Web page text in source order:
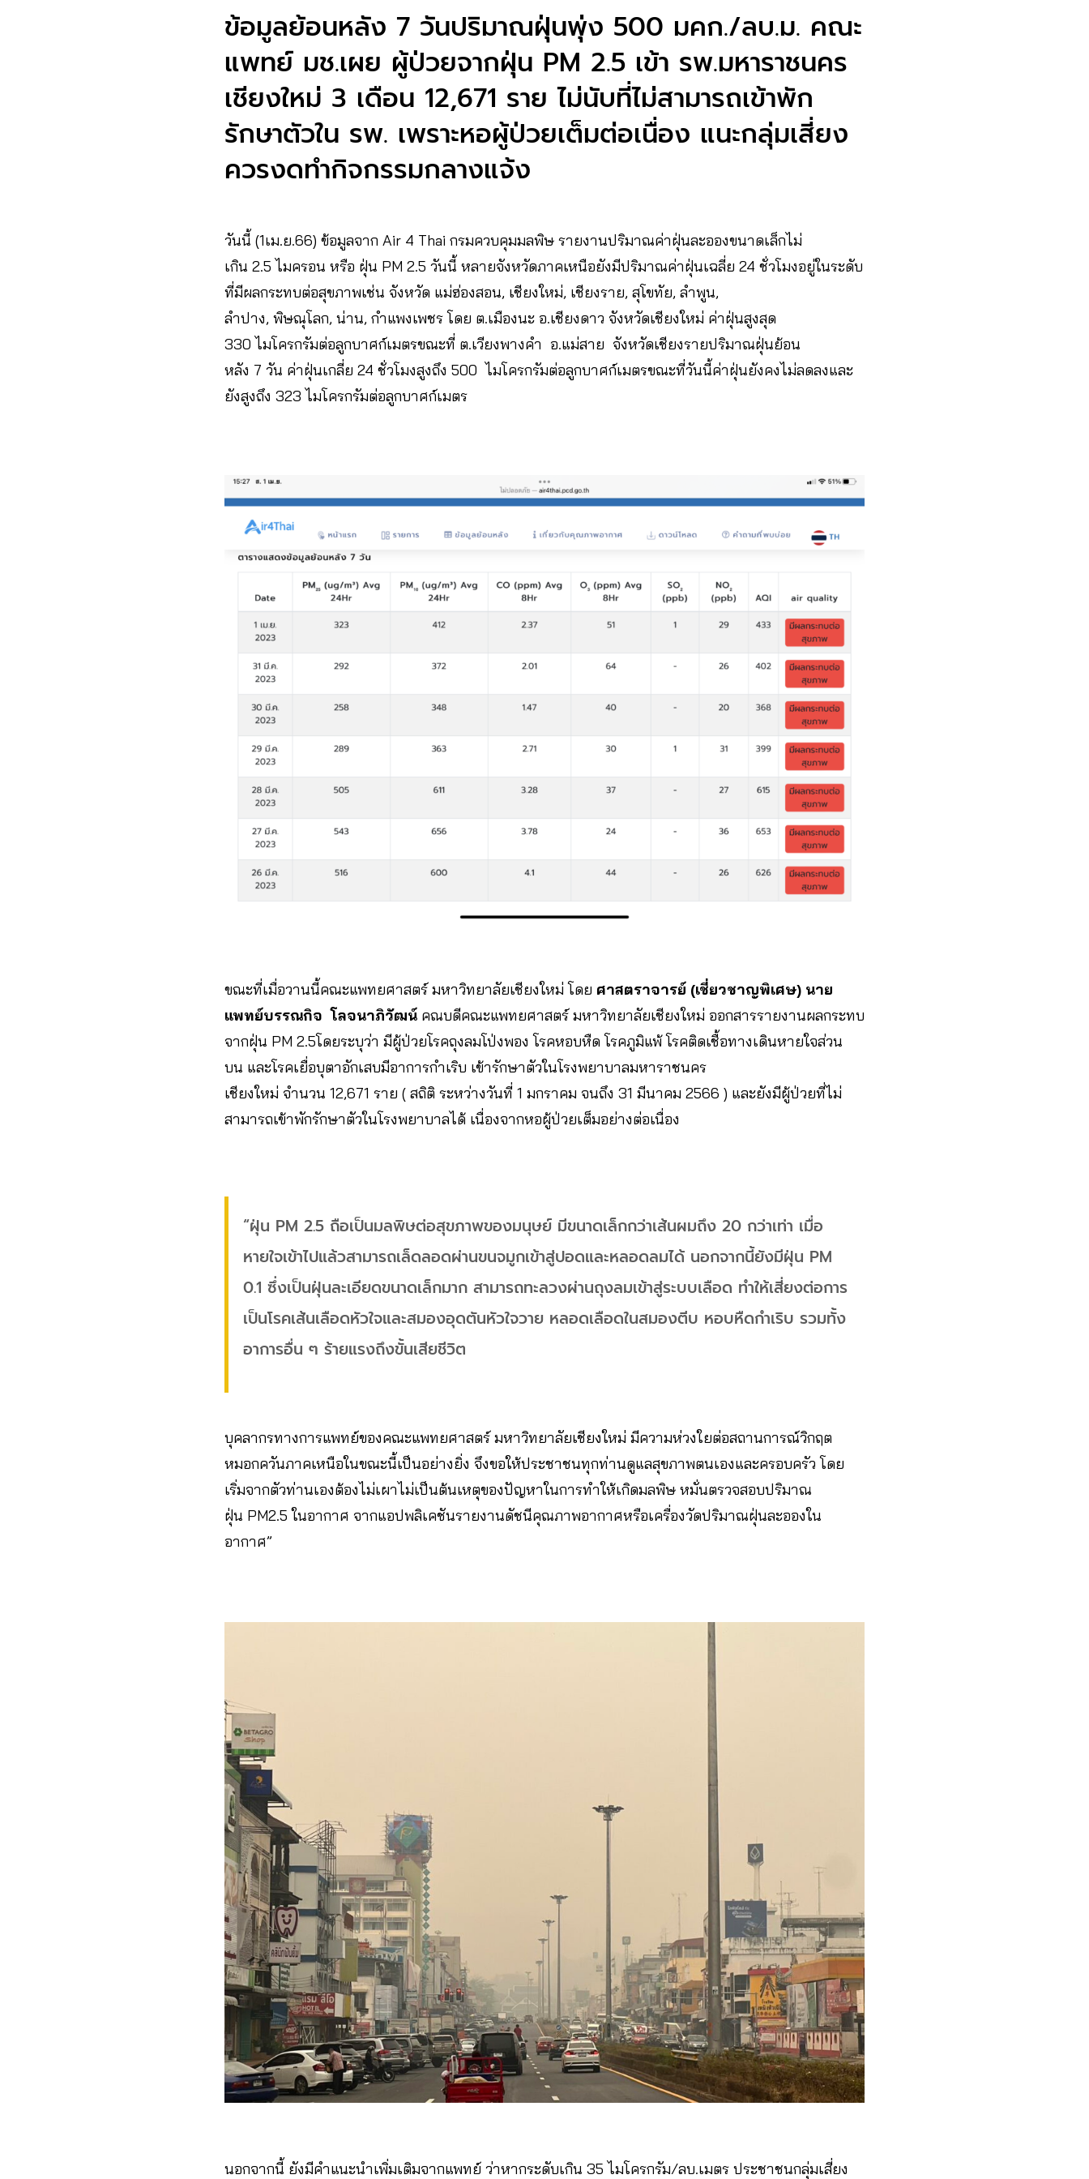
ข้อมูลย้อนหลัง 7 วันปริมาณฝุ่นพุ่ง 500 มคก./ลบ.ม. คณะ
แพทย์ มช.เผย ผู้ป่วยจากฝุ่น PM 2.5 เข้า รพ.มหาราชนคร
เชียงใหม่ 3 เดือน 12,671 ราย ไม่นับที่ไม่สามารถเข้าพัก
รักษาตัวใน รพ. เพราะหอผู้ป่วยเต็มต่อเนื่อง แนะกลุ่มเสี่ยง
ควรงดทำกิจกรรมกลางแจ้ง
วันนี้ (1เม.ย.66) ข้อมูลจาก Air 4 Thai กรมควบคุมมลพิษ รายงานปริมาณค่าฝุ่นละอองขนาดเล็กไม่
เกิน 2.5 ไมครอน หรือ ฝุ่น PM 2.5 วันนี้ หลายจังหวัดภาคเหนือยังมีปริมาณค่าฝุ่นเฉลี่ย 24 ชั่วโมงอยู่ในระดับ
ที่มีผลกระทบต่อสุขภาพเช่น จังหวัด แม่ฮ่องสอน, เชียงใหม่, เชียงราย, สุโขทัย, ลำพูน,
ลำปาง, พิษณุโลก, น่าน, กำแพงเพชร โดย ต.เมืองนะ อ.เชียงดาว จังหวัดเชียงใหม่ ค่าฝุ่นสูงสุด
330 ไมโครกรัมต่อลูกบาศก์เมตรขณะที่ ต.เวียงพางคำ อ.แม่สาย จังหวัดเชียงรายปริมาณฝุ่นย้อน
หลัง 7 วัน ค่าฝุ่นเกลี่ย 24 ชั่วโมงสูงถึง 500 ไมโครกรัมต่อลูกบาศก์เมตรขณะที่วันนี้ค่าฝุ่นยังคงไม่ลดลงและ
ยังสูงถึง 323 ไมโครกรัมต่อลูกบาศก์เมตร
ขณะที่เมื่อวานนี้คณะแพทยศาสตร์ มหาวิทยาลัยเชียงใหม่ โดย ศาสตราจารย์ (เชี่ยวชาญพิเศษ) นาย
แพทย์บรรณกิจ โลจนาภิวัฒน์ คณบดีคณะแพทยศาสตร์ มหาวิทยาลัยเชียงใหม่ ออกสารรายงานผลกระทบ
จากฝุ่น PM 2.5โดยระบุว่า มีผู้ป่วยโรคถุงลมโป่งพอง โรคหอบหืด โรคภูมิแพ้ โรคติดเชื้อทางเดินหายใจส่วน
บน และโรคเยื่อบุตาอักเสบมีอาการกำเริบ เข้ารักษาตัวในโรงพยาบาลมหาราชนคร
เชียงใหม่ จำนวน 12,671 ราย ( สถิติ ระหว่างวันที่ 1 มกราคม จนถึง 31 มีนาคม 2566 ) และยังมีผู้ป่วยที่ไม่
สามารถเข้าพักรักษาตัวในโรงพยาบาลได้ เนื่องจากหอผู้ป่วยเต็มอย่างต่อเนื่อง
“ฝุ่น PM 2.5 ถือเป็นมลพิษต่อสุขภาพของมนุษย์ มีขนาดเล็กกว่าเส้นผมถึง 20 กว่าเท่า เมื่อ
หายใจเข้าไปแล้วสามารถเล็ดลอดผ่านขนจมูกเข้าสู่ปอดและหลอดลมได้ นอกจากนี้ยังมีฝุ่น PM
0.1 ซึ่งเป็นฝุ่นละเอียดขนาดเล็กมาก สามารถทะลวงผ่านถุงลมเข้าสู่ระบบเลือด ทำให้เสี่ยงต่อการ
เป็นโรคเส้นเลือดหัวใจและสมองอุดตันหัวใจวาย หลอดเลือดในสมองตีบ หอบหืดกำเริบ รวมทั้ง
อาการอื่น ๆ ร้ายแรงถึงขั้นเสียชีวิต
บุคลากรทางการแพทย์ของคณะแพทยศาสตร์ มหาวิทยาลัยเชียงใหม่ มีความห่วงใยต่อสถานการณ์วิกฤต
หมอกควันภาคเหนือในขณะนี้เป็นอย่างยิ่ง จึงขอให้ประชาชนทุกท่านดูแลสุขภาพตนเองและครอบครัว โดย
เริ่มจากตัวท่านเองต้องไม่เผาไม่เป็นต้นเหตุของปัญหาในการทำให้เกิดมลพิษ หมั่นตรวจสอบปริมาณ
ฝุ่น PM2.5 ในอากาศ จากแอปพลิเคชันรายงานดัชนีคุณภาพอากาศหรือเครื่องวัดปริมาณฝุ่นละอองใน
อากาศ”
นอกจากนี้ ยังมีคำแนะนำเพิ่มเติมจากแพทย์ ว่าหากระดับเกิน 35 ไมโครกรัม/ลบ.เมตร ประชาชนกลุ่มเสี่ยง